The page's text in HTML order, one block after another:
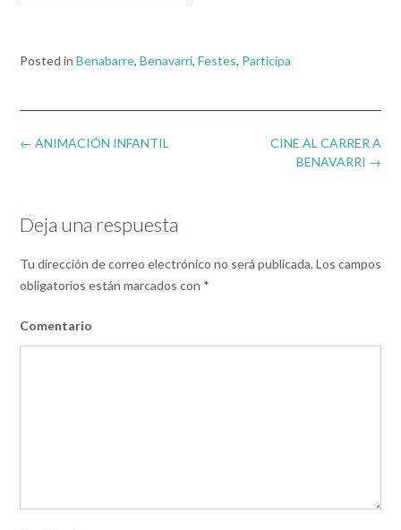
Posted in Benabarre, Benavarri, Festes, Participa
Post
CINE AL CARRER A
BENAVARRI →
← ANIMACIÓN INFANTIL
Deja una respuesta
Tu dirección de correo electrónico no será publicada. Los campos
obligatorios están marcados con *
Comentario